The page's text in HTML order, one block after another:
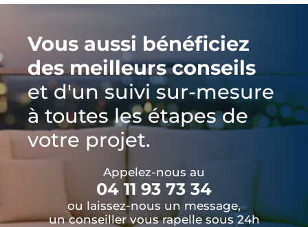
Vous aussi bénéficiez
des meilleurs conseils
et d'un suivi sur-mesure
à toutes les étapes de
votre projet.
Appelez-nous au
04 11 93 73 34
ou laissez-nous un message,
un conseiller vous rapelle sous 24h